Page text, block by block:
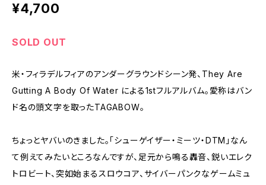
¥4,700
SOLD OUT
米・フィラデルフィアのアンダーグラウンドシーン発、They Are
Gutting A Body Of Water による1stフルアルバム。愛称はバン
ド名の頭文字を取ったTAGABOW。
ちょっとヤバいのきました。「シューゲイザー・ミーツ・DTM」なん
て例えてみたいところなんですが、足元から鳴る轟音、鋭いエレク
トロビート、突如始まるスロウコア、サイバーパンクなゲームミュ